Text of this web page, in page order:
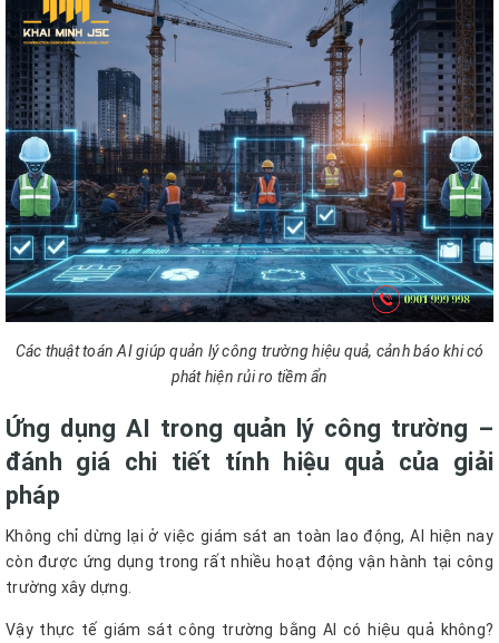
Các thuật toán AI giúp quản lý công trường hiệu quả, cảnh báo khi có
phát hiện rủi ro tiềm ẩn
Ứng dụng AI trong quản lý công trường –
đánh giá chi tiết tính hiệu quả của giải
pháp
Không chỉ dừng lại ở việc giám sát an toàn lao động, AI hiện nay
còn được ứng dụng trong rất nhiều hoạt động vận hành tại công
trường xây dựng.
Vậy thực tế giám sát công trường bằng AI có hiệu quả không?